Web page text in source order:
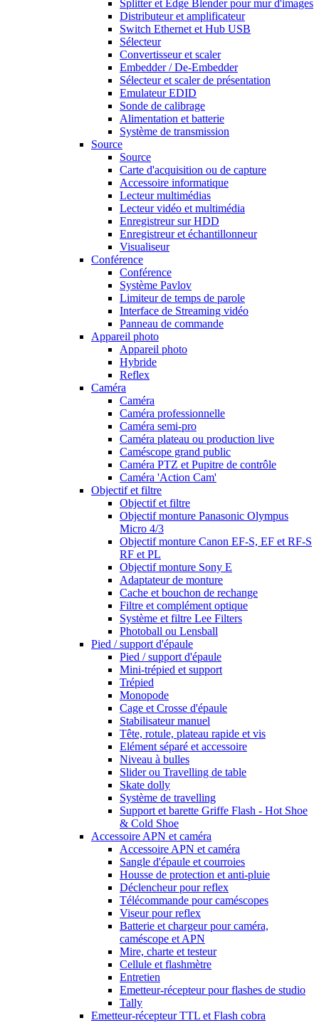
Splitter et Edge Blender pour mur d'images
Distributeur et amplificateur
Switch Ethernet et Hub USB
Sélecteur
Convertisseur et scaler
Embedder / De-Embedder
Sélecteur et scaler de présentation
Emulateur EDID
Sonde de calibrage
Alimentation et batterie
Système de transmission
Source
Source
Carte d'acquisition ou de capture
Accessoire informatique
Lecteur multimédias
Lecteur vidéo et multimédia
Enregistreur sur HDD
Enregistreur et échantillonneur
Visualiseur
Conférence
Conférence
Système Pavlov
Limiteur de temps de parole
Interface de Streaming vidéo
Panneau de commande
Appareil photo
Appareil photo
Hybride
Reflex
Caméra
Caméra
Caméra professionnelle
Caméra semi-pro
Caméra plateau ou production live
Caméscope grand public
Caméra PTZ et Pupitre de contrôle
Caméra 'Action Cam'
Objectif et filtre
Objectif et filtre
Objectif monture Panasonic Olympus
Micro 4/3
Objectif monture Canon EF-S, EF et RF-S
RF et PL
Objectif monture Sony E
Adaptateur de monture
Cache et bouchon de rechange
Filtre et complément optique
Système et filtre Lee Filters
Photoball ou Lensball
Pied / support d'épaule
Pied / support d'épaule
Mini-trépied et support
Trépied
Monopode
Cage et Crosse d'épaule
Stabilisateur manuel
Tête, rotule, plateau rapide et vis
Elément séparé et accessoire
Niveau à bulles
Slider ou Travelling de table
Skate dolly
Système de travelling
Support et barette Griffe Flash - Hot Shoe
& Cold Shoe
Accessoire APN et caméra
Accessoire APN et caméra
Sangle d'épaule et courroies
Housse de protection et anti-pluie
Déclencheur pour reflex
Télécommande pour caméscopes
Viseur pour reflex
Batterie et chargeur pour caméra,
caméscope et APN
Mire, charte et testeur
Cellule et flashmètre
Entretien
Emetteur-récepteur pour flashes de studio
Tally
Emetteur-récepteur TTL et Flash cobra